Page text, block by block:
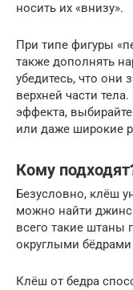
носить их «внизу».
При типе фигуры
также дополнять
убедитесь, что они
верхней части
эффекта,
или даже широкие
Кому
Безусловно, клёш
можно найти
всего такие штаны
округлыми
Клёш от бедра